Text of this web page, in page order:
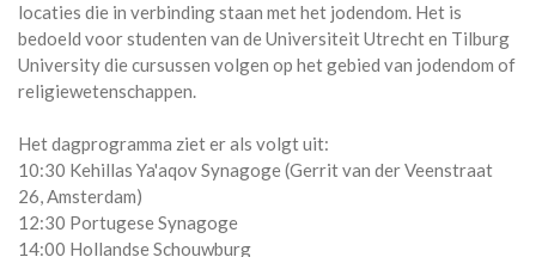
locaties die in verbinding staan met het jodendom. Het is
bedoeld voor studenten van de Universiteit Utrecht en Tilburg
University die cursussen volgen op het gebied van jodendom of
religiewetenschappen.
Het dagprogramma ziet er als volgt uit:
10:30 Kehillas Ya'aqov Synagoge (Gerrit van der Veenstraat
26, Amsterdam)
12:30 Portugese Synagoge
14:00 Hollandse Schouwburg